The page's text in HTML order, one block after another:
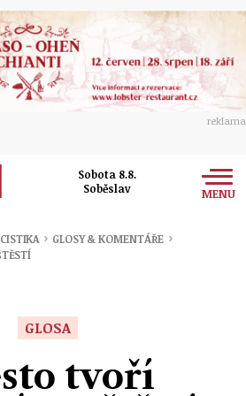
reklama
Sobota 8.8.
Soběslav
MENU
› GLOSY & KOMENTÁŘE ›
GLOSA
tvoří